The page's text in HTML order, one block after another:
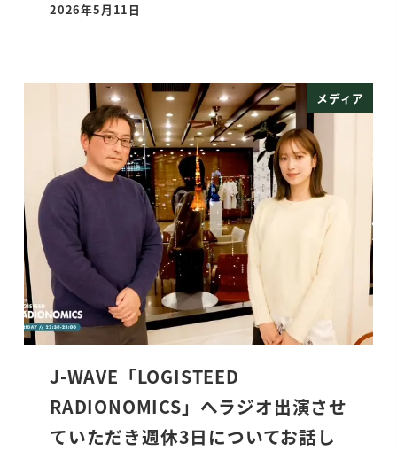
投稿日
2026年5月11日
メディア
J-WAVE「LOGISTEED
RADIONOMICS」へラジオ出演させ
ていただき週休3日についてお話し